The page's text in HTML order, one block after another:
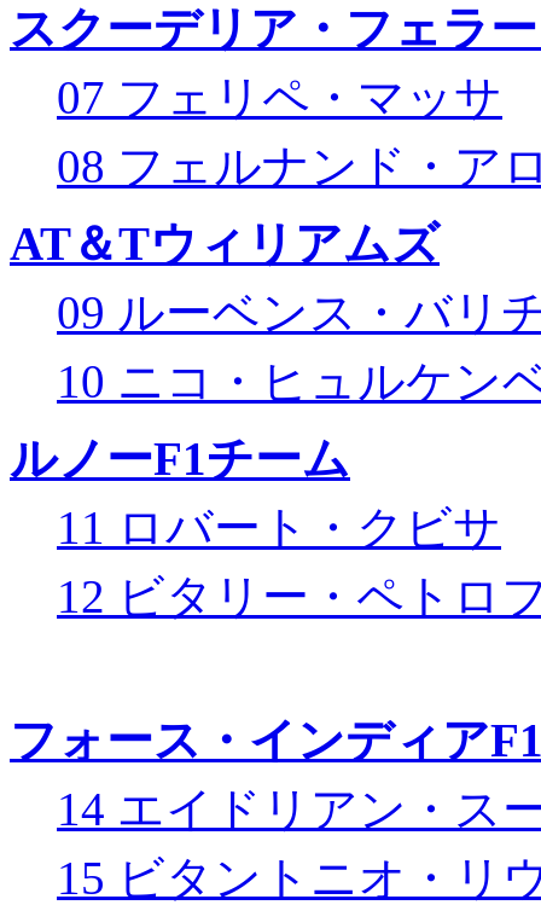
スクーデリア・フェラ
07 フェリペ・マッサ
08 フェルナンド・ア
AT＆Tウィリアムズ
09 ルーベンス・バリ
10 ニコ・ヒュルケン
ルノーF1チーム
11 ロバート・クビサ
12 ビタリー・ペトロ
フォース・インディア
14 エイドリアン・ス
15 ビタントニオ・リ